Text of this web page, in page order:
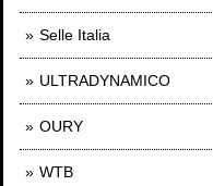
Selle Italia
ULTRADYNAMICO
OURY
WTB